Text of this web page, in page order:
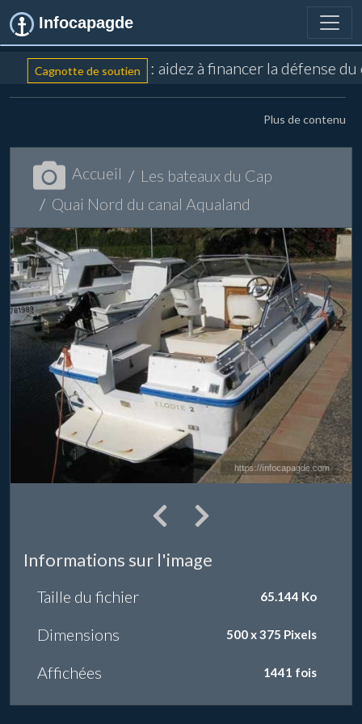
Infocapagde
Cagnotte de soutien : aidez à financer la défense
Plus de contenu
Accueil
Les bateaux du Cap
Quai Nord du canal Aqualand
Informations sur l'image
Taille du fichier 65.144 Ko
Dimensions 500 x 375 Pixels
Affichées 1441 fois